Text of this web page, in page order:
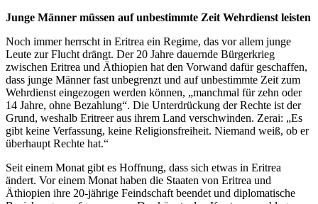
Junge Männer müssen auf unbestimmte Zeit Wehrdienst leisten
Noch immer herrscht in Eritrea ein Regime, das vor allem junge
Leute zur Flucht drängt. Der 20 Jahre dauernde Bürgerkrieg
zwischen Eritrea und Äthiopien hat den Vorwand dafür geschaffen,
dass junge Männer fast unbegrenzt und auf unbestimmte Zeit zum
Wehrdienst eingezogen werden können, „manchmal für zehn oder
14 Jahre, ohne Bezahlung“. Die Unterdrückung der Rechte ist der
Grund, weshalb Eritreer aus ihrem Land verschwinden. Zerai: „Es
gibt keine Verfassung, keine Religionsfreiheit. Niemand weiß, ob er
überhaupt Rechte hat.“
Seit einem Monat gibt es Hoffnung, dass sich etwas in Eritrea
ändert. Vor einem Monat haben die Staaten von Eritrea und
Äthiopien ihre 20-jährige Feindschaft beendet und diplomatische